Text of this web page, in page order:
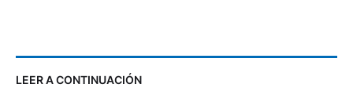
LEER A CONTINUACIÓN